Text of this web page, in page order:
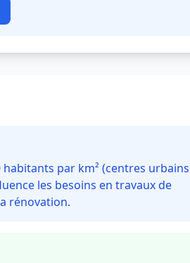
par km² (centres urbains
les besoins en travaux de
rénovation.